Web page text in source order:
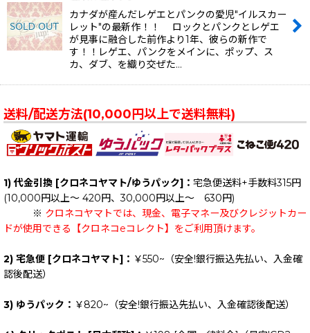
カナダが産んだレゲエとパンクの愛児"イルスカー
レット"の最新作！！ ロックとパンクとレゲエ
が見事に融合した前作より1年、彼らの新作で
す！！レゲエ、パンクをメインに、ポップ、ス
カ、ダブ、を織り交ぜた…
送料/配送方法(10,000円以上で送料無料)
1) 代金引換 [クロネコヤマト/ゆうパック]： 宅急便送料+手数料315円
(10,000円以上～ 420円、30,000円以上～ 630円)
※ クロネコヤマトでは、現金、電子マネー及びクレジットカー
ドが使用できる【クロネコeコレクト】をご利用頂けます。
2) 宅急便 [クロネコヤマト]： ￥550~（安全!銀行振込先払い、入金確
認後配送）
3) ゆうパック： ￥820~（安全!銀行振込先払い、入金確認後配送）